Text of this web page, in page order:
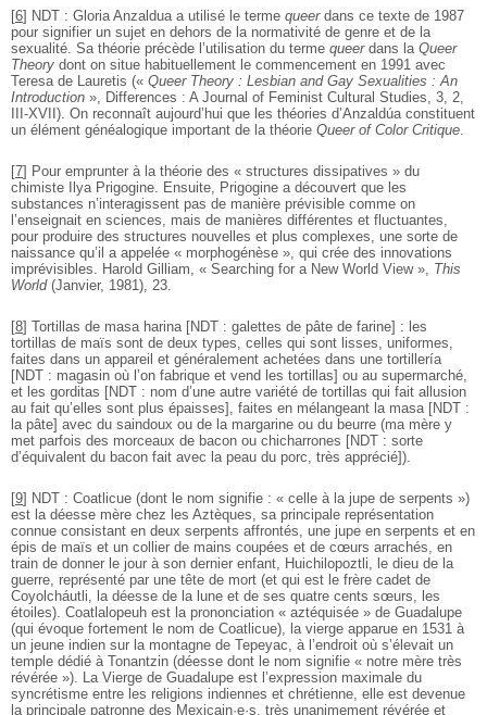
[6] NDT : Gloria Anzaldua a utilisé le terme queerdans ce texte de 1987
pour signifier un sujet en dehors de la normativité de genre et de la
sexualité. Sa théorie précède l’utilisation du terme queerdans la Queer
Theory dont on situe habituellement le commencement en 1991 avec
Teresa de Lauretis (« Queer Theory : Lesbian and Gay Sexualities : An
Introduction », Differences : A Journal of Feminist Cultural Studies, 3, 2,
III-XVII). On reconnaît aujourd’hui que les théories d’Anzaldúa constituent
un élément généalogique important de la théorie Queer of Color Critique
[7] Pour emprunter à la théorie des « structures dissipatives » du
chimiste Ilya Prigogine. Ensuite, Prigogine a découvert que les
substances n’interagissent pas de manière prévisible comme on
l’enseignait en sciences, mais de manières différentes et fluctuantes,
pour produire des structures nouvelles et plus complexes, une sorte de
naissance qu’il a appelée « morphogénèse », qui crée des innovations
imprévisibles. Harold Gilliam, « Searching for a New World View », This
World(Janvier, 1981), 23.
[8] Tortillas de masa harina [NDT : galettes de pâte de farine] : les
tortillas de maïs sont de deux types, celles qui sont lisses, uniformes,
faites dans un appareil et généralement achetées dans une tortillería
[NDT : magasin où l’on fabrique et vend les tortillas] ou au supermarché,
et les gorditas [NDT : nom d’une autre variété de tortillas qui fait allusion
au fait qu’elles sont plus épaisses], faites en mélangeant la masa [NDT :
la pâte] avec du saindoux ou de la margarine ou du beurre (ma mère y
met parfois des morceaux de bacon ou chicharrones [NDT : sorte
d’équivalent du bacon fait avec la peau du porc, très apprécié]).
[9] NDT : Coatlicue (dont le nom signifie : « celle à la jupe de serpents »)
est la déesse mère chez les Aztèques, sa principale représentation
connue consistant en deux serpents affrontés, une jupe en serpents et en
épis de maïs et un collier de mains coupées et de cœurs arrachés, en
train de donner le jour à son dernier enfant, Huichilopoztli, le dieu de la
guerre, représenté par une tête de mort (et qui est le frère cadet de
Coyolcháutli, la déesse de la lune et de ses quatre cents sœurs, les
étoiles). Coatlalopeuh est la prononciation « aztéquisée » de Guadalupe
(qui évoque fortement le nom de Coatlicue), la vierge apparue en 1531 à
un jeune indien sur la montagne de Tepeyac, à l’endroit où s’élevait un
temple dédié à Tonantzin (déesse dont le nom signifie « notre mère très
révérée »). La Vierge de Guadalupe est l’expression maximale du
syncrétisme entre les religions indiennes et chrétienne, elle est devenue
la principale patronne des Mexicain·e·s, très unanimement révérée et